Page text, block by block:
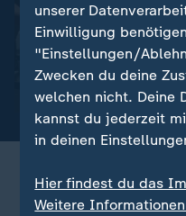
186 davon im Gazastreifen :
2025 starben
humanitäre Helfer
mit Video 2:39
unserer
Einwilligung
"Einstellungen/
Zwecken du deine
welchen nicht. Deine
kannst du jederzeit
in deinen
Hier findest du das
Weitere